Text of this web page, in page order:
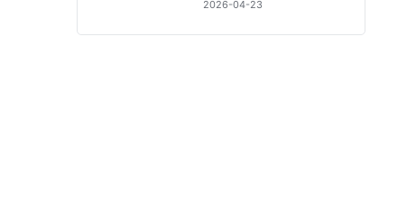
2026-04-23